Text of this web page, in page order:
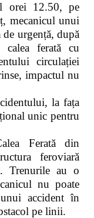
orei 12.50, pe
mecanicul unui
de urgență, după
ferată cu
circulației
impactul nu
la fața
unic pentru
Ferată din
feroviară
Trenurile au o
nu poate
accident în
pe linii.